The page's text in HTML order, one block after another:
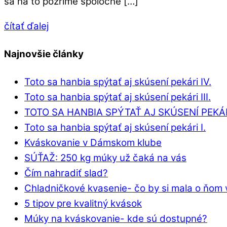
čítať ďalej
Najnovšie články
Toto sa hanbia spýtať aj skúsení pekári IV.
Toto sa hanbia spýtať aj skúsení pekári III.
TOTO SA HANBIA SPÝTAŤ AJ SKÚSENÍ
Toto sa hanbia spýtať aj skúsení pekári I.
Kváskovanie v Dámskom klube
SÚŤAŽ: 250 kg múky už čaká na vás
Čím nahradiť slad?
Chladničkové kvasenie- čo by si mala o ňom
5 tipov pre kvalitný kvások
Múky na kváskovanie- kde sú dostupné?